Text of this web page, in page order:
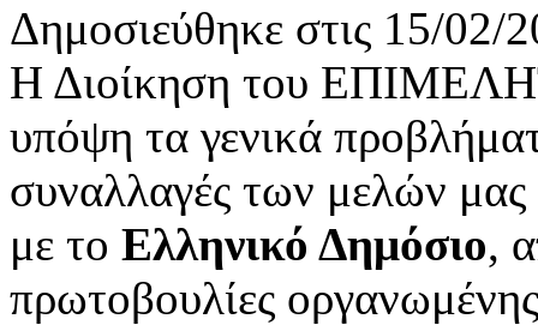
Δημοσιεύθηκε στις 15/02/
Η Διοίκηση του
υπόψη τα γενικά
συναλλαγές των μελών μας
με το Ελληνικό Δημόσιο,
πρωτοβουλίες